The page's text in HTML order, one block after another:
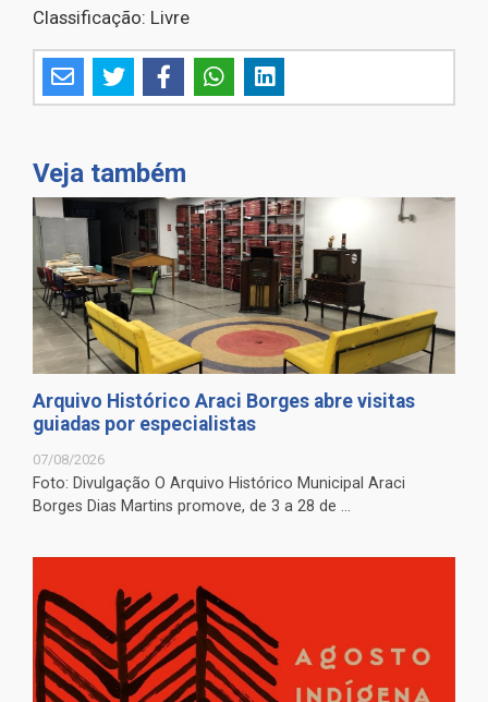
Classificação: Livre
Veja também
Arquivo Histórico Araci Borges abre visitas
guiadas por especialistas
07/08/2026
Foto: Divulgação O Arquivo Histórico Municipal Araci
Borges Dias Martins promove, de 3 a 28 de ...